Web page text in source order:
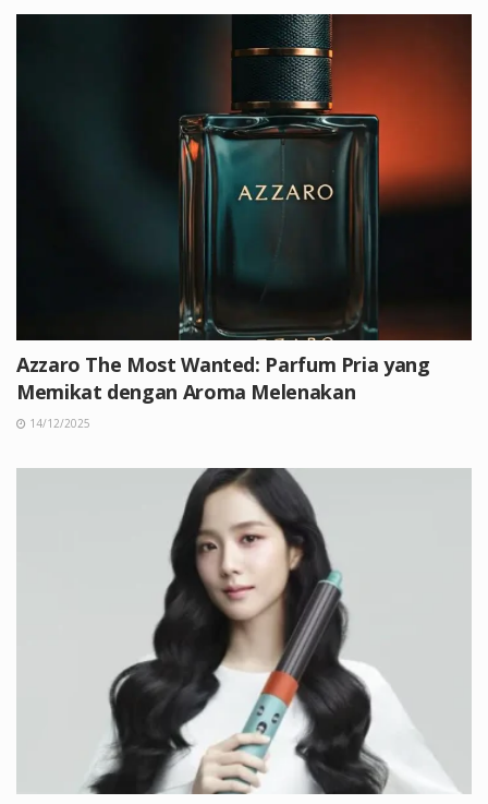
Azzaro The Most Wanted: Parfum Pria yang
Memikat dengan Aroma Melenakan
14/12/2025